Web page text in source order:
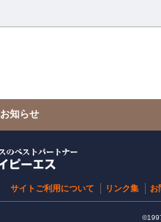
お知らせ
サイトご利用について リンク集 お